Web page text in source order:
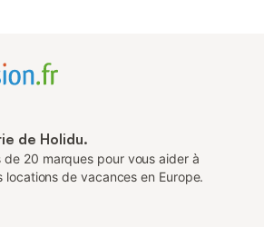
de Holidu.
de 20 marques pour vous aider à
locations de vacances en Europe.